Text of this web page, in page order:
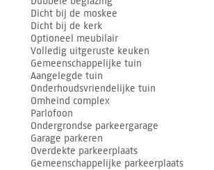
Dicht bij de moskee
Dicht bij de kerk
Optioneel meubilair
Volledig uitgeruste keuken
Gemeenschappelijke tuin
Aangelegde tuin
Onderhoudsvriendelijke tuin
Omheind complex
Parlofoon
Ondergrondse parkeergarage
Garage parkeren
Overdekte parkeerplaats
Gemeenschappelijke parkeerplaats